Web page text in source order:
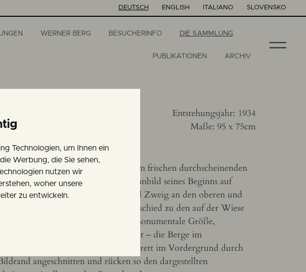
Technologien, um Ihnen ein
Werbung, die Sie sehen,
nutzen wir
woher unsere
zu entwickeln.
DEUTSCH ENGLISH ITALIANO SLOVENSKO
WERNER BERG BESUCHERINFO DIE SAMMLUNG
PUBLIKATIONEN ARCHIV
Entstehungsjahr: 1934
Maße: 95 x 75cm
im Atelierfenster vor dem frischen durchscheinenden
der Birken war für Werner Berg Sinnbild seines Beginns auf
Ganz nah reichen Vase und Zweig an den oberen und
Bildrand heran, der Größenunterschied zu den auf der Wiese
Kindern verleiht dem Zweig monumentale Größe,
Zweck erfüllt die Nahsichtigkeit – die Berge im
sind ebenso wie das Fensterbrett im Vordergrund durch
angeschnitten und rücken so den dargestellten